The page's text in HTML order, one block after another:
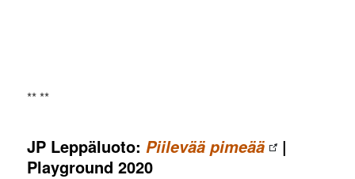
** **
JP Leppäluoto: Piilevää pimeää
|
Playground 2020